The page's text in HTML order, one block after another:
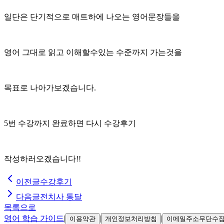
일단은 단기적으로 매트하에 나오는 영어문장들을
영어 그대로 읽고 이해할수있는 수준까지 가는것을
목표로 나아가보겠습니다.
5번 수강까지 완료하면 다시 수강후기
작성하러오겠습니다!!
이전글수강후기
다음글전치사 통달
목록으로
영어 학습 가이드| 이용약관 | 개인정보처리방침 | 이메일주소무단수